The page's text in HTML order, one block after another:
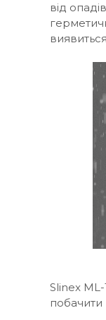
від
Slinex